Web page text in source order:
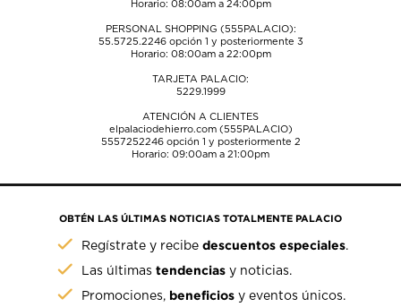
Horario: 08:00am a 24:00pm
PERSONAL SHOPPING (555PALACIO):
55.5725.2246opción 1 y posteriormente 3
Horario: 08:00am a 22:00pm
TARJETA PALACIO:
5229.1999
ATENCIÓN A CLIENTES
elpalaciodehierro.com (555PALACIO)
5557252246opción 1 y posteriormente 2
Horario: 09:00am a 21:00pm
OBTÉN LAS ÚLTIMAS NOTICIAS TOTALMENTE PALACIO
Regístrate y recibedescuentos especiales.
Las últimastendencias y noticias.
Promociones, beneficios y eventos únicos.